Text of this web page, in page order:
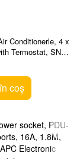
Conditionerle, 4 х
Termostat, SN-
coș